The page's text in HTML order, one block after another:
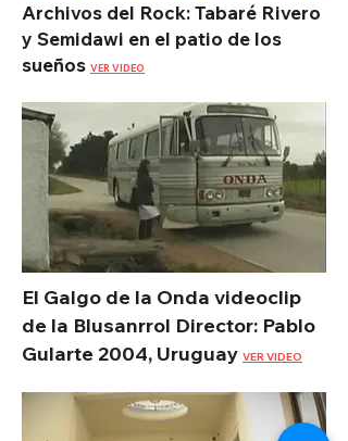
Archivos del Rock: Tabaré Rivero
y Semidawi en el patio de los
sueños VER VIDEO
El Galgo de la Onda videoclip
de la Blusanrrol Director: Pablo
Gularte 2004, Uruguay VER VIDEO